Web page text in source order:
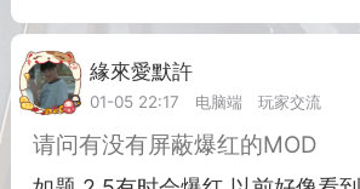
大人
02-10 15:45
卖挂
禁止发布联机可用的作弊模组
单机辅助引流私下售卖服务器外挂
緣來愛默許
01-05 22:17
电脑端 玩家交流
请问有没有屏蔽爆红的MOD